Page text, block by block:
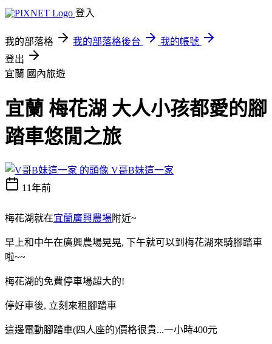
登入
我的部落格 我的部落格後台
我的帳號
登出
宜蘭 國內旅遊
宜蘭 梅花湖 大人小孩都愛的腳
踏車悠閒之旅
V哥B妹這一家
11年前
梅花湖就在宜蘭廣興農場附近~
早上和中午在廣興農場晃晃, 下午就可以到梅花湖來騎腳踏車
啦~~
梅花湖的免費停車場超大的!
停好車後, 立刻來租腳踏車
這邊電動腳踏車(四人座的)價格很貴...一小時400元